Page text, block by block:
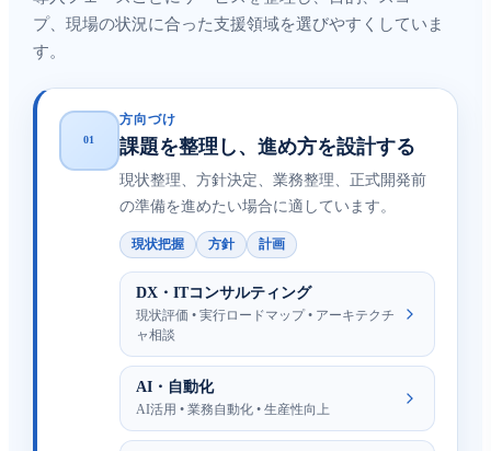
プ、現場の状況に合った支援領域を選びやすくしていま
す。
01
方向づけ
課題を整理し、進め方を設計する
現状整理、方針決定、業務整理、正式開発前
の準備を進めたい場合に適しています。
現状把握 方針 計画
DX・ITコンサルティング
現状評価 • 実行ロードマップ • アーキテクチ
ャ相談
AI・自動化
AI活用 • 業務自動化 • 生産性向上